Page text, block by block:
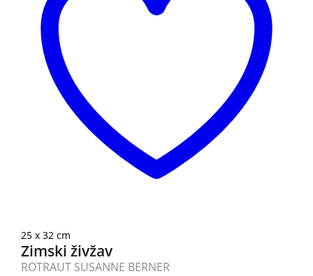
25 x 32 cm
Zimski živžav
ROTRAUT SUSANNE BERNER